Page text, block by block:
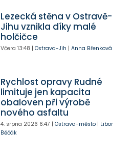
Lezecká stěna v Ostravě-
Jihu vznikla díky malé
holčičce
Včera 13:48 | Ostrava-Jih | Anna Břenková
Rychlost opravy Rudné
limituje jen kapacita
obaloven při výrobě
nového asfaltu
4. srpna 2026 6:47 | Ostrava-město| Libor
Běčák